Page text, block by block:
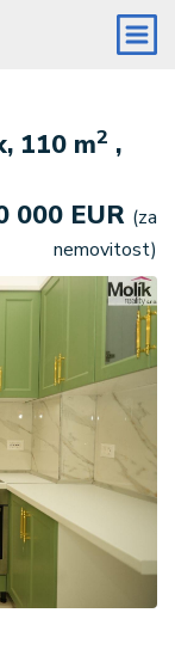
110 m2 ,
000 EUR (za
nemovitost)